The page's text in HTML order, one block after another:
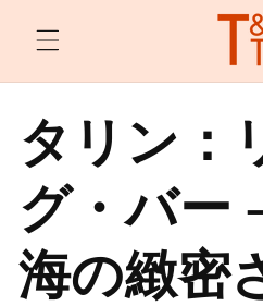
スキッ
プ
タリン：
グ・バー
海の緻密